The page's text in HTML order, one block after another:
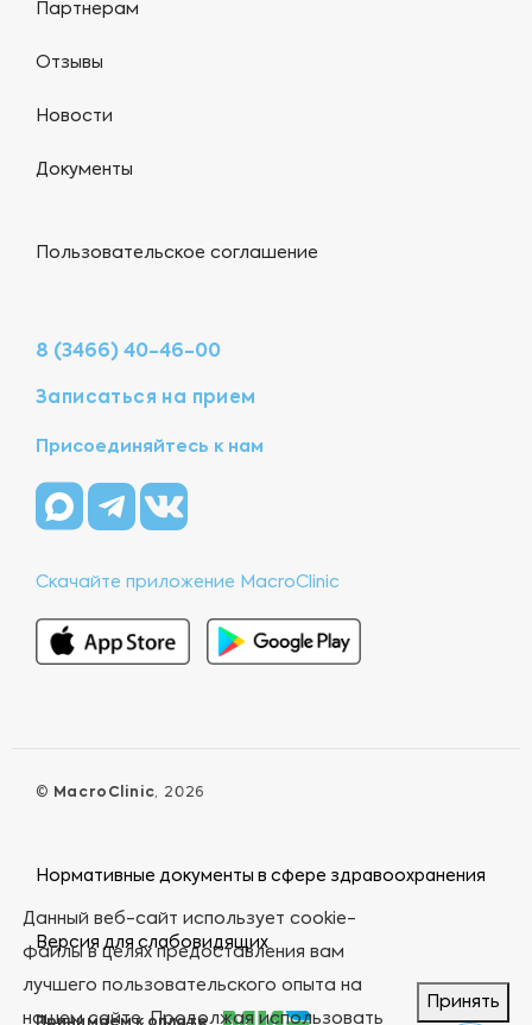
Партнерам
Отзывы
Новости
Документы
Пользовательское соглашение
8 (3466) 40-46-00
Записаться на прием
Присоединяйтесь к нам
Скачайте приложение MacroClinic
© MacroClinic, 2026
Нормативные документы в сфере здравоохранения
Версия для слабовидящих
Данный веб-сайт использует cookie-
файлы в целях предоставления вам
лучшего пользовательского опыта на
нашем сайте. Продолжая использовать
Принять